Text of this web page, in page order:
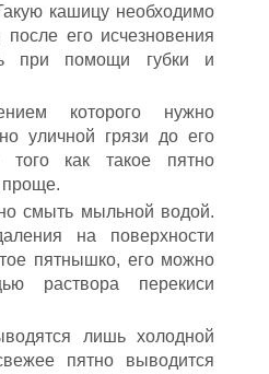
кашицу необходимо
его исчезновения
при помощи губки и
которого нужно
уличной грязи до его
того как такое пятно
проще.
смыть мыльной водой.
на поверхности
пятнышко, его можно
раствора перекиси
лишь холодной
пятно выводится